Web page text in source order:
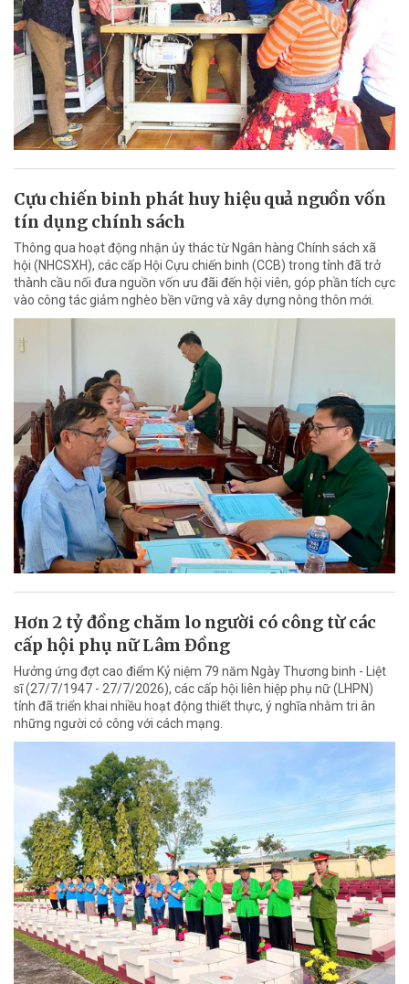
Cựu chiến binh phát huy hiệu quả nguồn vốn
tín dụng chính sách
Thông qua hoạt động nhận ủy thác từ Ngân hàng Chính sách xã
hội (NHCSXH), các cấp Hội Cựu chiến binh (CCB) trong tỉnh đã trở
thành cầu nối đưa nguồn vốn ưu đãi đến hội viên, góp phần tích cực
vào công tác giảm nghèo bền vững và xây dựng nông thôn mới.
Hơn 2 tỷ đồng chăm lo người có công từ các
cấp hội phụ nữ Lâm Đồng
Hưởng ứng đợt cao điểm Kỷ niệm 79 năm Ngày Thương binh - Liệt
sĩ (27/7/1947 - 27/7/2026), các cấp hội liên hiệp phụ nữ (LHPN)
tỉnh đã triển khai nhiều hoạt động thiết thực, ý nghĩa nhằm tri ân
những người có công với cách mạng.